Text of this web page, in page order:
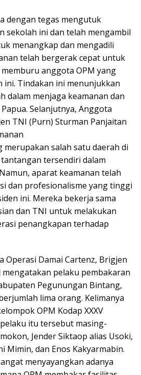
dengan tegas mengutuk
sekolah ini dan telah mengambil
menangkap dan mengadili
telah bergerak cepat untuk
anggota OPM yang
ini. Tindakan ini menunjukkan
dalam menjaga keamanan dan
Selanjutnya, Anggota
TNI (Purn) Sturman Panjaitan
salah satu daerah di
tersendiri dalam
aparat keamanan telah
dan profesionalisme yang tinggi
ini. Mereka bekerja sama
dan TNI untuk melakukan
penangkapan terhadap
Operasi Damai Cartenz, Brigjen
mengatakan pelaku pembakaran
Pegunungan Bintang,
lima orang. Kelimanya
OPM Kodap XXXV
itu tersebut masing-
Jender Siktaop alias Usoki,
Mimin, dan Enos Kakyarmabin.
menyayangkan adanya